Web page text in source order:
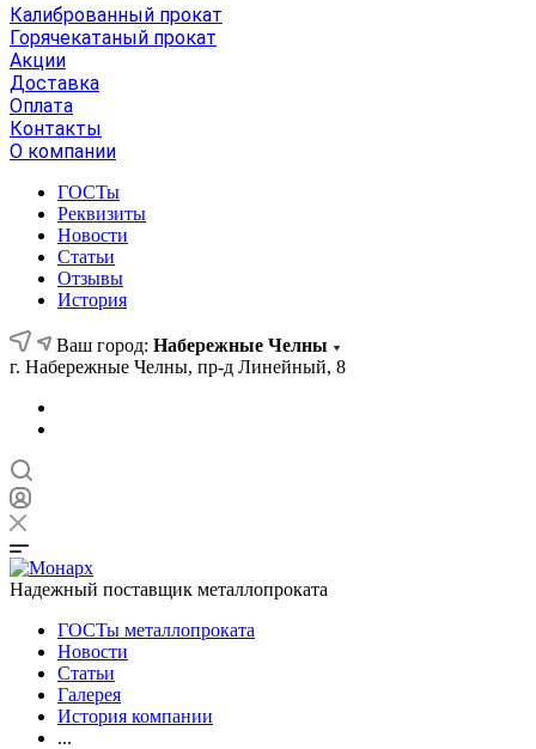
Калиброванный прокат
Горячекатаный прокат
Акции
Доставка
Оплата
Контакты
О компании
ГОСТы
Реквизиты
Новости
Статьи
Отзывы
История
Ваш город: Набережные Челны
г. Набережные Челны, пр-д Линейный, 8
Надежный поставщик металлопроката
ГОСТы металлопроката
Новости
Статьи
Галерея
История компании
...